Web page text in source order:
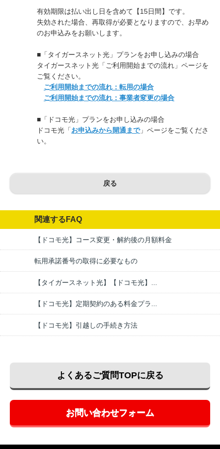
有効期限は払い出し日を含めて【15日間】です。
失効された場合、再取得が必要となりますので、お早め
のお申込みをお願いします。
■「タイガースネット光」プランをお申し込みの場合
タイガースネット光「ご利用開始までの流れ」ページを
ご覧ください。
ご利用開始までの流れ：転用の場合
ご利用開始までの流れ：事業者変更の場合
■「ドコモ光」プランをお申し込みの場合
ドコモ光「お申込みから開通まで」ページをご覧くださ
い。
戻る
関連するFAQ
【ドコモ光】コース変更・解約後の月額料金
転用承諾番号の取得に必要なもの
【タイガースネット光】【ドコモ光】...
【ドコモ光】定期契約のある料金プラ...
【ドコモ光】引越しの手続き方法
よくあるご質問TOPに戻る
お問い合わせフォーム